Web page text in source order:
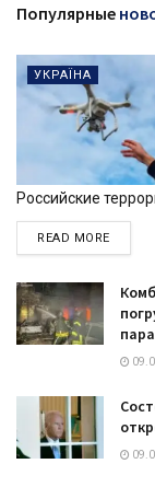
Популярные
УКРАЇНА
Российские
READ MOREDETAILS